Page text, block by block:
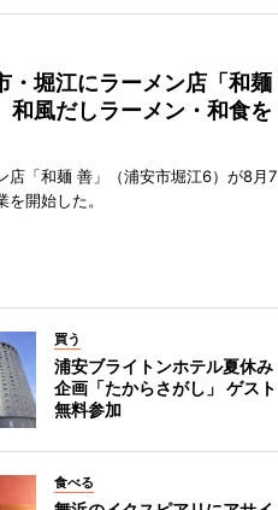
・堀江にラーメン店「和麺
和風だしラーメン・和食を
店「和麺 善」（浦安市堀江6）が8月7
を開始した。
買う
浦安ブライトンホテル夏休み
企画「たからさがし」 ゲスト
無料参加
食べる